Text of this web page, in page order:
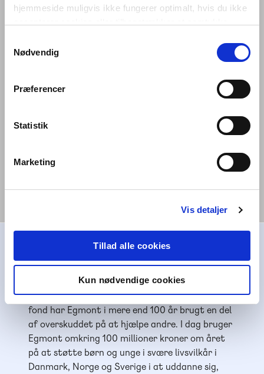
hjemmeside muligvis ikke fungerer optimalt, hvis du ikke
Nødvendig
Præferencer
Statistik
Marketing
Vis detaljer
Tillad alle cookies
Kun nødvendige cookies
engelskundervisningen
grundskolen. Med bl.a. vores to serier –
The Lord of the
– kan elever vælge bøger efter deres læseniveau og interesse, fra
historier genfortalt på let engelsk.
Materialerne er velegnede fra 3. til 10. klasse og gør det muligt at arbejde
differentieret med engelsk læsning i både indskoling, mellemtrin og
læselyst.
Alinea støtter børn og unge
Alinea er en del af Egmont, der er Nordens
største mediekoncern. Som erhvervs-drivende
fond har Egmont i mere end 100 år brugt en del
af overskuddet på at hjælpe andre. I dag bruger
Egmont omkring 100 millioner kroner om året
på at støtte børn og unge i svære livsvilkår i
Danmark, Norge og Sverige i at uddanne sig,